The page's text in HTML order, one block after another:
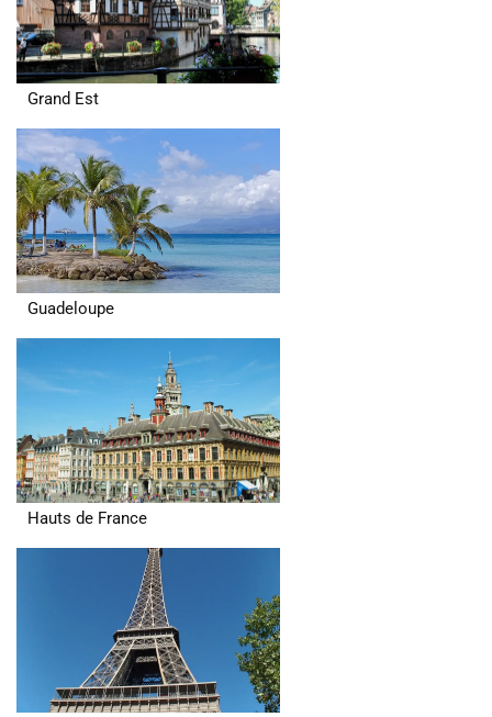
Grand Est
Guadeloupe
Hauts de France